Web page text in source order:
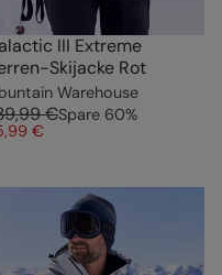
III Extreme
Skijacke Rot
Warehouse
€Spare 60%
€